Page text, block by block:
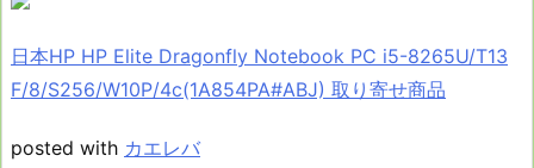
日本HP HP Elite Dragonfly Notebook PC i5-8265U/T13
F/8/S256/W10P/4c(1A854PA#ABJ) 取り寄せ商品
posted with カエレバ